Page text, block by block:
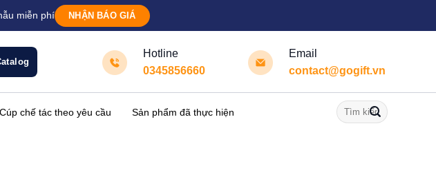
miễn phí NHẬN BÁO GIÁ
Hotline
0345856660
Email
contact@gogift.vn
Cúp chế tác theo yêu cầu Sản phẩm đã thực hiện
Tìm
kiếm: